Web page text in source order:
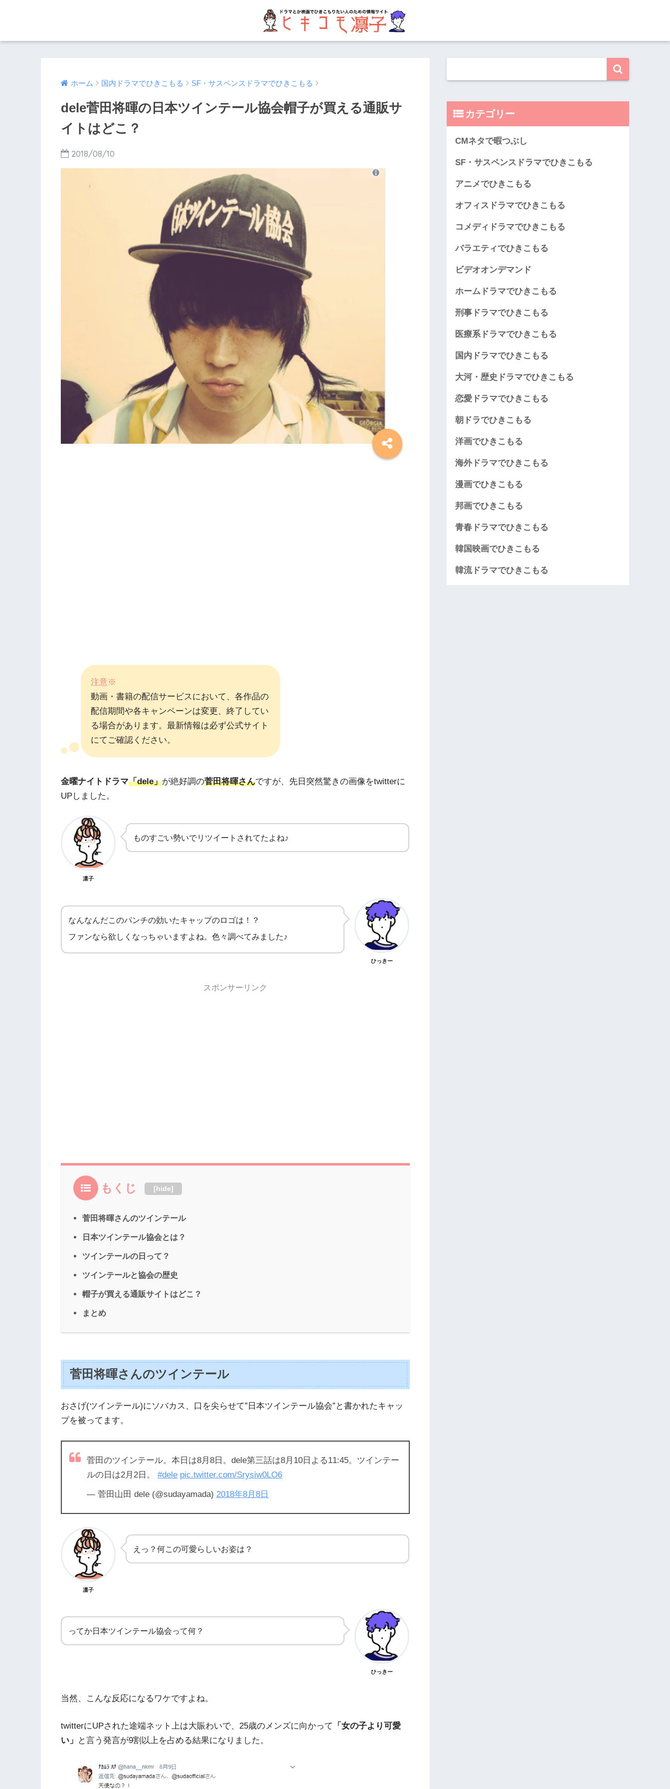
ホーム 国内ドラマでひきこもる SF・サスペンスドラマでひきこもる
dele菅田将暉の日本ツインテール協会帽子が買える通販サ
イトはどこ？
2018/08/10
注意※
動画・書籍の配信サービスにおいて、各作品の
配信期間や各キャンペーンは変更、終了してい
る場合があります。最新情報は必ず公式サイト
にてご確認ください。
金曜ナイトドラマ「dele」が絶好調の菅田将暉さんですが、先日突然驚きの画像をtwitterに
UPしました。
凛子
ものすごい勢いでリツイートされてたよね♪
なんなんだこのパンチの効いたキャップのロゴは！？
ファンなら欲しくなっちゃいますよね。色々調べてみました♪
ひっきー
スポンサーリンク
もくじ [hide]
菅田将暉さんのツインテール
日本ツインテール協会とは？
ツインテールの日って？
ツインテールと協会の歴史
帽子が買える通販サイトはどこ？
まとめ
菅田将暉さんのツインテール
おさげ(ツインテール)にソバカス、口を尖らせて”日本ツインテール協会”と書かれたキャッ
プを被ってます。
菅田のツインテール。本日は8月8日。dele第三話は8月10日よる11:45。ツインテー
ルの日は2月2日。 #dele pic.twitter.com/Srysiw0LO6
— 菅田山田 dele (@sudayamada) 2018年8月8日
凛子
えっ？何この可愛らしいお姿は？
ってか日本ツインテール協会って何？
ひっきー
当然、こんな反応になるワケですよね。
twitterにUPされた途端ネット上は大賑わいで、25歳のメンズに向かって
「女の子より可愛
い」
と言う発言が9割以上を占める結果になりました。
カテゴリー
CMネタで暇つぶし
SF・サスペンスドラマでひきこもる
アニメでひきこもる
オフィスドラマでひきこもる
コメディドラマでひきこもる
バラエティでひきこもる
ビデオオンデマンド
ホームドラマでひきこもる
刑事ドラマでひきこもる
医療系ドラマでひきこもる
国内ドラマでひきこもる
大河・歴史ドラマでひきこもる
恋愛ドラマでひきこもる
朝ドラでひきこもる
洋画でひきこもる
海外ドラマでひきこもる
漫画でひきこもる
邦画でひきこもる
青春ドラマでひきこもる
韓国映画でひきこもる
韓流ドラマでひきこもる